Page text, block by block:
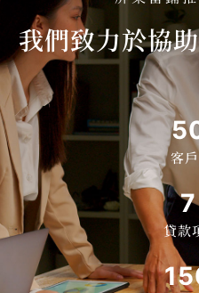
我們致力於協
客
7
貸款